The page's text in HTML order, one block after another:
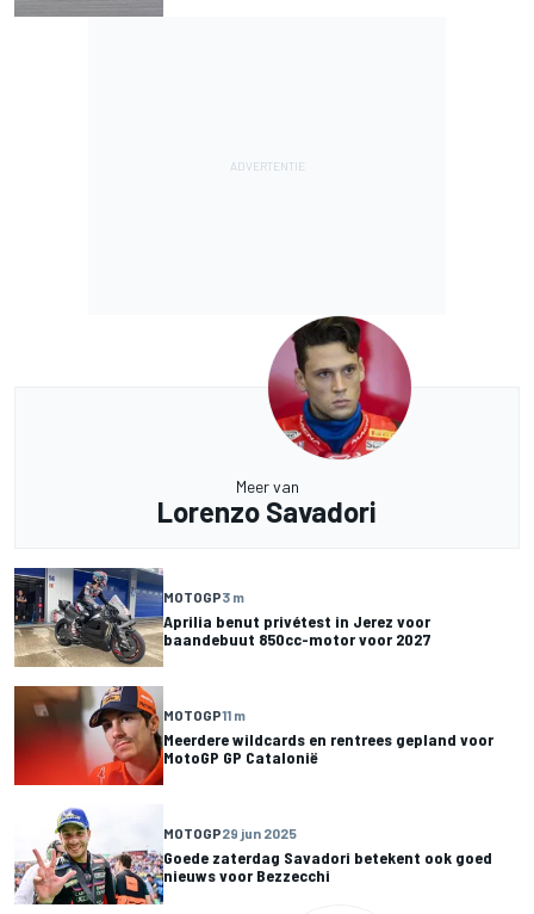
Meer van
Lorenzo Savadori
MOTOGP3 m
Aprilia benut privétest in Jerez voor
baandebuut 850cc-motor voor 2027
MOTOGP11 m
Meerdere wildcards en rentrees gepland voor
MotoGP GP Catalonië
MOTOGP29 jun 2025
Goede zaterdag Savadori betekent ook goed
nieuws voor Bezzecchi